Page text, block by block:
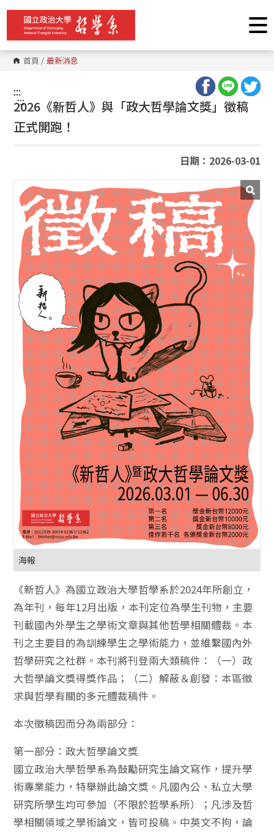
跳
要
內
容
區 首頁 / 最新消息
:::
:::
2026《新哲人》與「政大哲學論文獎」徵稿
正式開跑！
日期：2026-03-01
海報
《新哲人》為國立政治大學哲學系於2024年所創立，
為年刊，每年12月出版，本刊定位為學生刊物，主要
刊載國內外學生之學術文章與其他哲學相關體裁。本
刊之主要目的為訓練學生之學術能力，並維繫國內外
哲學研究之社群。本刊將刊登兩大類稿件：（一）政
大哲學論文獎得獎作品；（二）解蔽＆創發：本區徵
求與哲學有關的多元體裁稿件。
本次徵稿因而分為兩部分：
第一部分：政大哲學論文獎
國立政治大學哲學系為鼓勵研究生論文寫作，提升學
術專業能力，特舉辦此論文獎。凡國內公、私立大學
研究所學生均可參加（不限於哲學系所）；凡涉及哲
學相關領域之學術論文，皆可投稿。中英文不拘，論